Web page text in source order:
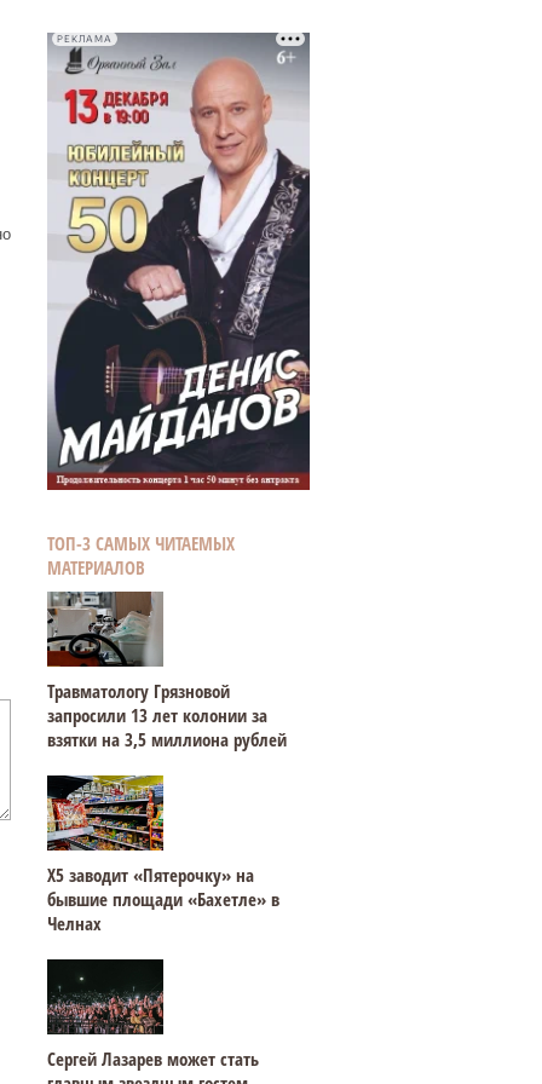
РЕКЛАМА
ТОП-3 САМЫХ ЧИТАЕМЫХ
МАТЕРИАЛОВ
Травматологу Грязновой
запросили 13 лет колонии за
взятки на 3,5 миллиона рублей
Х5 заводит «Пятерочку» на
бывшие площади «Бахетле» в
Челнах
Сергей Лазарев может стать